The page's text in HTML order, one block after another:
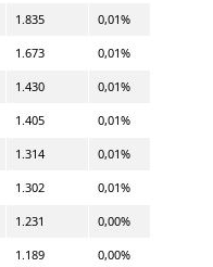
1.835 0,01%
1.673 0,01%
1.430 0,01%
1.405 0,01%
1.314 0,01%
1.302 0,01%
1.231 0,00%
1.189 0,00%